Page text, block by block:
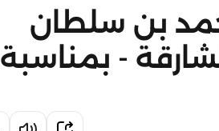
بن سلطان
- بمناسبة